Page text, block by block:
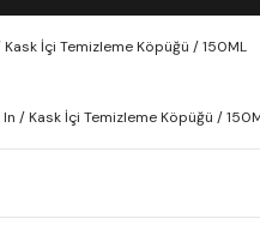
İçi Temizleme Köpüğü / 150ML